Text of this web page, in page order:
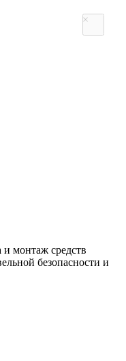
и монтаж средств
безопасности и
×